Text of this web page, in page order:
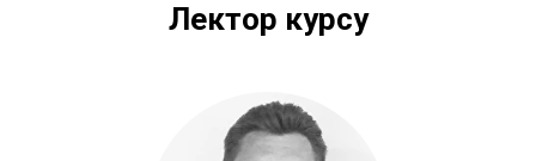
Лектор курсу